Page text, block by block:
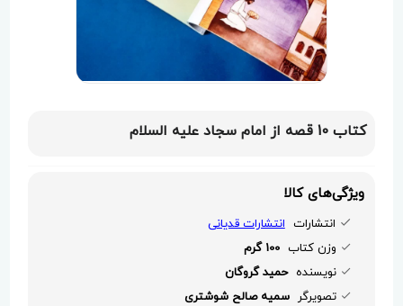
کتاب 10 قصه از امام سجاد علیه السلام
ویژگی‌های کالا
انتشارات انتشارات قدیانی
وزن کتاب 100 گرم
نویسنده حمید گروگان
تصویرگر سمیه صالح شوشتری